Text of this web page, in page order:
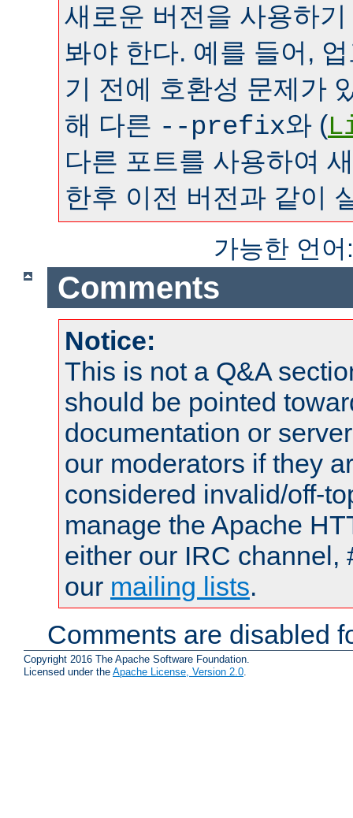
새로운 버전을 사용하
봐야 한다. 예를 들어,
기 전에 호환성 문제가
해 다른 --prefix와 (
다른 포트를 사용하여
한후 이전 버전과 같이
가능한 언
Comments
Notice:
This is not a Q&A
should be pointed
documentation or
our moderators if they
considered invalid/off-
manage the Apache
either our IRC channel,
our mailing lists.
Comments are disabled
Copyright 2016 The Apache Software Foundation.
Licensed under the Apache License, Version 2.0